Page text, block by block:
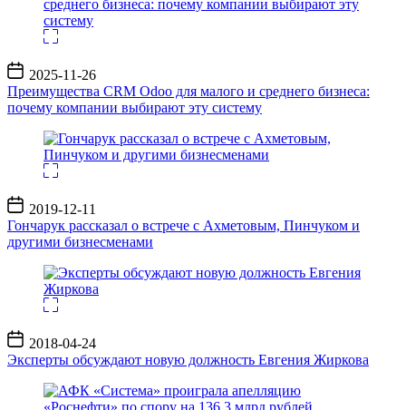
Дата
записи
2025-11-26
Преимущества CRM Odoo для малого и среднего бизнеса:
почему компании выбирают эту систему
Дата
записи
2019-12-11
Гончарук рассказал о встрече с Ахметовым, Пинчуком и
другими бизнесменами
Дата
записи
2018-04-24
Эксперты обсуждают новую должность Евгения Жиркова